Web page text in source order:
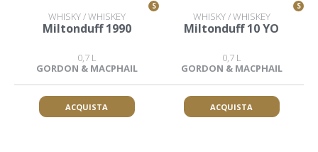
S
WHISKY / WHISKEY
Miltonduff 1990
0,7 L
GORDON & MACPHAIL
ACQUISTA
S
WHISKY / WHISKEY
Miltonduff 10 YO
0,7 L
GORDON & MACPHAIL
ACQUISTA